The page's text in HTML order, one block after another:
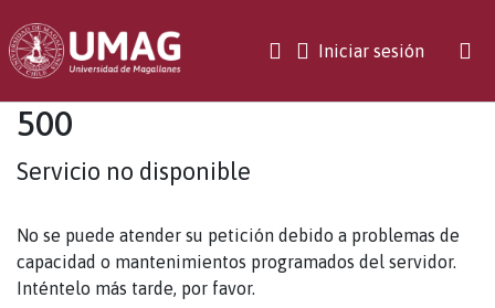
Iniciar sesión(current)
500
Servicio no disponible
No se puede atender su petición debido a problemas de
capacidad o mantenimientos programados del servidor.
Inténtelo más tarde, por favor.